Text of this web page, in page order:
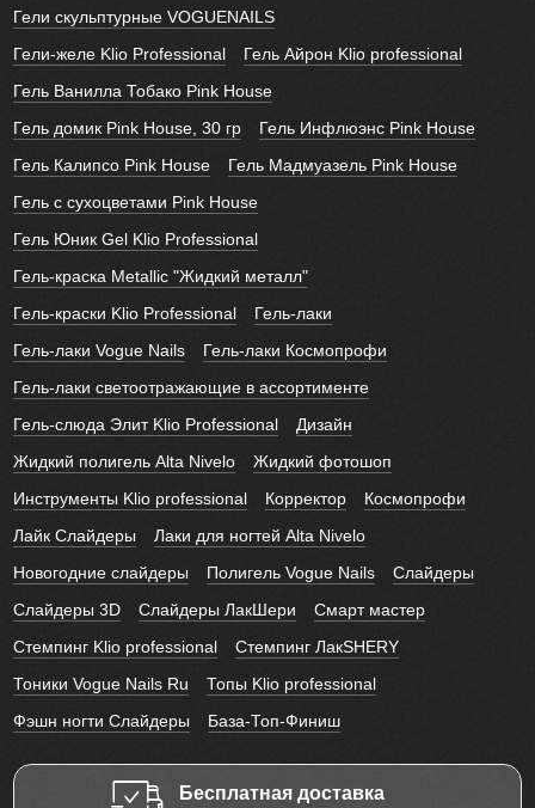
Гели скульптурные VOGUENAILS
Гели-желе Klio Professional
Гель Айрон Klio professional
Гель Ванилла Тобако Pink House
Гель домик Pink House, 30 гр
Гель Инфлюэнс Pink House
Гель Калипсо Pink House
Гель Мадмуазель Pink House
Гель с сухоцветами Pink House
Гель Юник Gel Klio Professional
Гель-краска Metallic "Жидкий металл"
Гель-краски Klio Professional
Гель-лаки
Гель-лаки Vogue Nails
Гель-лаки Космопрофи
Гель-лаки светоотражающие в ассортименте
Гель-слюда Элит Klio Professional
Дизайн
Жидкий полигель Alta Nivelo
Жидкий фотошоп
Инструменты Klio professional
Корректор
Космопрофи
Лайк Слайдеры
Лаки для ногтей Alta Nivelo
Новогодние слайдеры
Полигель Vogue Nails
Слайдеры
Слайдеры 3D
Слайдеры ЛакШери
Смарт мастер
Стемпинг Klio professional
Стемпинг ЛакSHERY
Тоники Vogue Nails Ru
Топы Klio professional
Фэшн ногти Слайдеры
База-Топ-Финиш
Бесплатная доставка